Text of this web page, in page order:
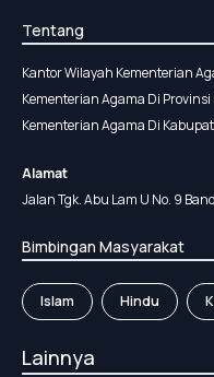
Tentang
Kantor Wilayah Kementerian
Kementerian Agama Di
Kementerian Agama Di
Alamat
Jalan Tgk. Abu Lam U No. 9
Bimbingan Masyarakat
Islam Hindu
Lainnya